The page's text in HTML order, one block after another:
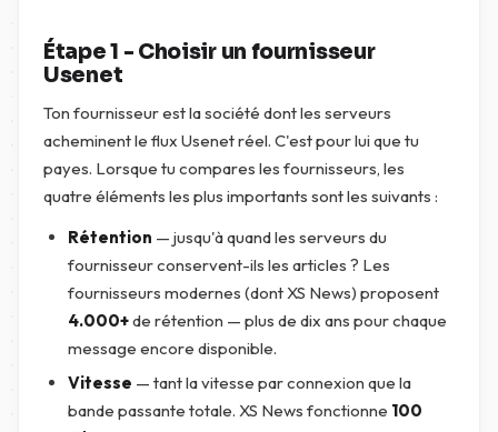
Étape 1 - Choisir un fournisseur
Usenet
Ton fournisseur est la société dont les serveurs
acheminent le flux Usenet réel. C'est pour lui que tu
payes. Lorsque tu compares les fournisseurs, les
quatre éléments les plus importants sont les suivants :
Rétention — jusqu'à quand les serveurs du
fournisseur conservent-ils les articles ? Les
fournisseurs modernes (dont XS News) proposent
4.000+de rétention — plus de dix ans pour chaque
message encore disponible.
Vitesse — tant la vitesse par connexion que la
bande passante totale. XS News fonctionne 100